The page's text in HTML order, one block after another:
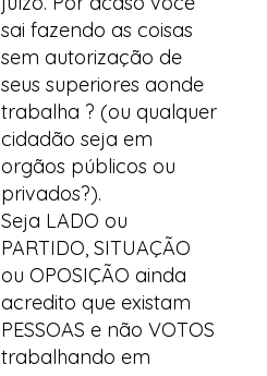
sai fazendo as coisas
sem autorização de
seus superiores aonde
trabalha ? (ou qualquer
cidadão seja em
orgãos públicos ou
privados?).
Seja LADO ou
PARTIDO, SITUAÇÃO
ou OPOSIÇÃO ainda
acredito que existam
PESSOAS e não VOTOS
trabalhando em